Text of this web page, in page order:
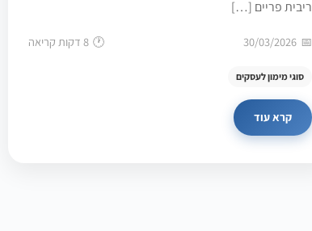
ריבית פריים […]
30/03/2026 8 דקות קריאה
סוגי מימון לעסקים
קרא עוד